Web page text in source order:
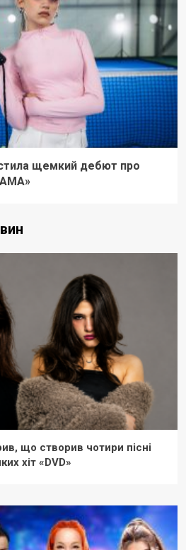
щемкий дебют про
що створив чотири пісні
хіт «DVD»